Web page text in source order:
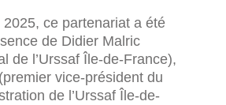
ce partenariat a été
de Didier Malric
de l’Urssaf Île-de-France),
vice-président du
de l’Urssaf Île-de-